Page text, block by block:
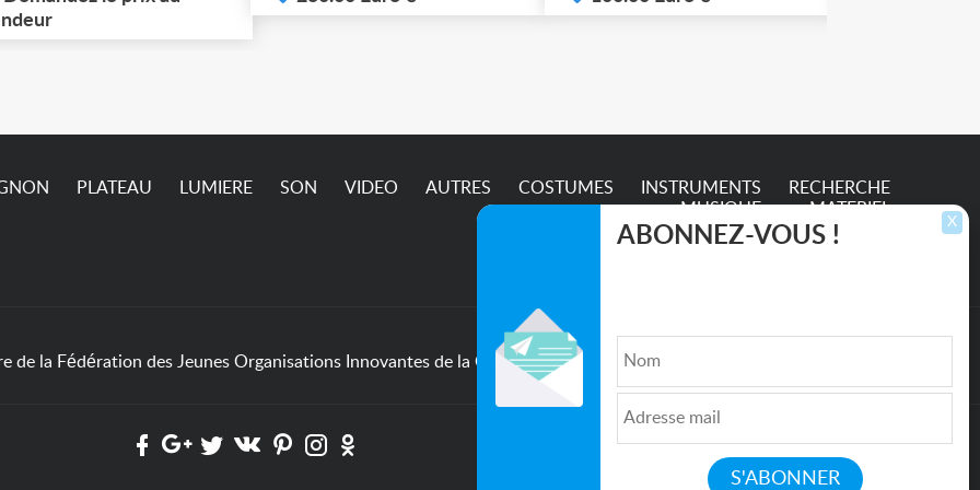
à Ivry-sur-Seine
jusqu'à ce vendredi 7
passe pas sur l’annonce
PLATEAU LUMIERE SON VIDEO AUTRES COSTUMES
INSTRUMENTS
MUSIQUE
RECHERCHE
MATERIEL
de la Fédération des Jeunes Organisations Innovantes de la Culture et de l'Entertainment
Qui sommes nous ?| Médias| Newsletter| CGU|
Politique de confidentialité
Partenaires
X
ABONNEZ-VOUS !